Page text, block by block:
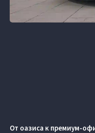
От оазиса к премиум-